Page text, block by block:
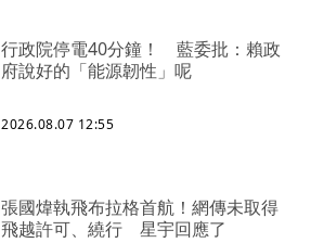
行政院停電40分鐘！ 藍委批：賴政
府說好的「能源韌性」呢
2026.08.07 12:55
張國煒執飛布拉格首航！網傳未取得
飛越許可、繞行 星宇回應了